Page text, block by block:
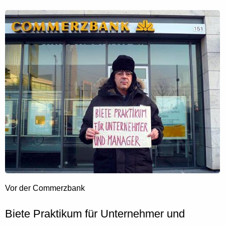
Vor der Commerzbank
Biete Praktikum für Unternehmer und